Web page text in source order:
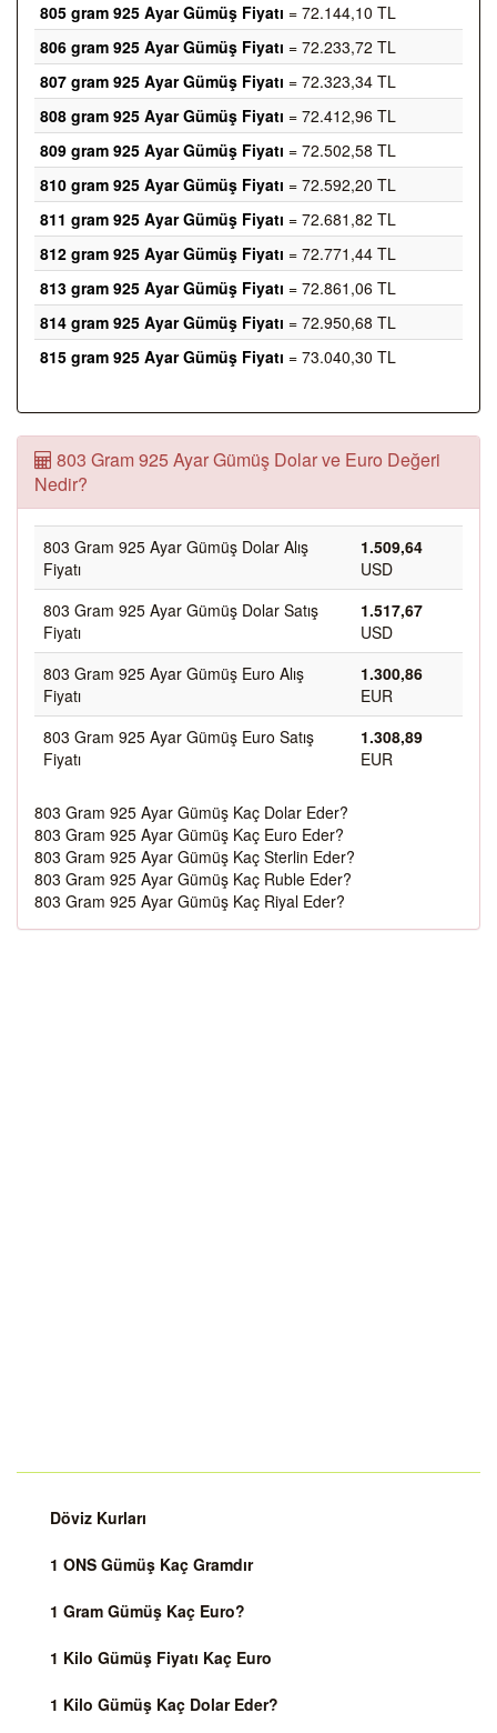
805 gram 925 Ayar Gümüş Fiyatı = 72.144,10 TL
806 gram 925 Ayar Gümüş Fiyatı = 72.233,72 TL
807 gram 925 Ayar Gümüş Fiyatı = 72.323,34 TL
808 gram 925 Ayar Gümüş Fiyatı = 72.412,96 TL
809 gram 925 Ayar Gümüş Fiyatı = 72.502,58 TL
810 gram 925 Ayar Gümüş Fiyatı = 72.592,20 TL
811 gram 925 Ayar Gümüş Fiyatı = 72.681,82 TL
812 gram 925 Ayar Gümüş Fiyatı = 72.771,44 TL
813 gram 925 Ayar Gümüş Fiyatı = 72.861,06 TL
814 gram 925 Ayar Gümüş Fiyatı = 72.950,68 TL
815 gram 925 Ayar Gümüş Fiyatı = 73.040,30 TL
803 Gram 925 Ayar Gümüş Dolar ve Euro Değeri
Nedir?
803 Gram 925 Ayar Gümüş Dolar Alış
Fiyatı
1.509,64
USD
803 Gram 925 Ayar Gümüş Dolar Satış
Fiyatı
1.517,67
USD
803 Gram 925 Ayar Gümüş Euro Alış
Fiyatı
1.300,86
EUR
803 Gram 925 Ayar Gümüş Euro Satış
Fiyatı
1.308,89
EUR
803 Gram 925 Ayar Gümüş Kaç Dolar Eder?
803 Gram 925 Ayar Gümüş Kaç Euro Eder?
803 Gram 925 Ayar Gümüş Kaç Sterlin Eder?
803 Gram 925 Ayar Gümüş Kaç Ruble Eder?
803 Gram 925 Ayar Gümüş Kaç Riyal Eder?
Döviz Kurları
1 ONS Gümüş Kaç Gramdır
1 Gram Gümüş Kaç Euro?
1 Kilo Gümüş Fiyatı Kaç Euro
1 Kilo Gümüş Kaç Dolar Eder?